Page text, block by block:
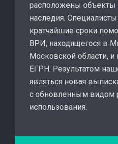
расположены объекты
наследия.
кратчайшие сроки
ВРИ, находящегося в
Московской области, и
ЕГРН. Результатом
являться новая
с обновленным видом
использования.